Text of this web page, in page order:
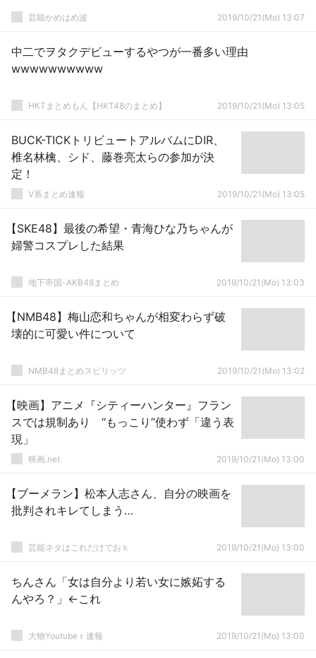
芸能かめはめ波 2019/10/21(Mo) 13:07
中二でヲタクデビューするやつが一番多い理由
wwwwwwwwww
HKTまとめもん【HKT48のまとめ】 2019/10/21(Mo) 13:05
BUCK-TICKトリビュートアルバムにDIR、
椎名林檎、シド、藤巻亮太らの参加が決
定！
V系まとめ速報 2019/10/21(Mo) 13:05
【SKE48】最後の希望・青海ひな乃ちゃんが
婦警コスプレした結果
地下帝国-AKB48まとめ 2019/10/21(Mo) 13:03
【NMB48】梅山恋和ちゃんが相変わらず破
壊的に可愛い件について
NMB48まとめスピリッツ 2019/10/21(Mo) 13:02
【映画】アニメ『シティーハンター』フラン
スでは規制あり “もっこり”使わず「違う表
現」
映画.net 2019/10/21(Mo) 13:00
【ブーメラン】松本人志さん、自分の映画を
批判されキレてしまう…
芸能ネタはこれだけでおｋ 2019/10/21(Mo) 13:00
ちんさん「女は自分より若い女に嫉妬する
んやろ？」←これ
大物Youtubeｒ速報 2019/10/21(Mo) 13:00